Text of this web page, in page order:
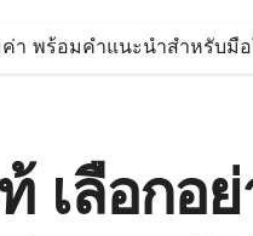
ค่า พร้อมคำแนะนำสำหรับมื
เลือกอ